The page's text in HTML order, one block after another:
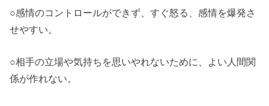
○感情のコントロールができず、すぐ怒る、感情を爆発さ
せやすい。
○相手の立場や気持ちを思いやれないために、よい人間関
係が作れない。